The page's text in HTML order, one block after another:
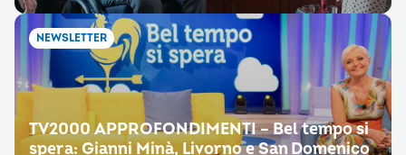
NEWSLETTER
TV2000 APPROFONDIMENTI – Bel tempo si
spera: Gianni Minà, Livorno e San Domenico